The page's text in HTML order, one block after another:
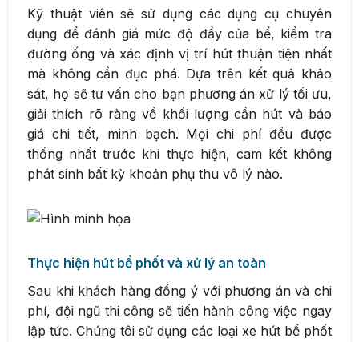
Kỹ thuật viên sẽ sử dụng các dụng cụ chuyên
dụng để đánh giá mức độ đầy của bể, kiểm tra
đường ống và xác định vị trí hút thuận tiện nhất
mà không cần đục phá. Dựa trên kết quả khảo
sát, họ sẽ tư vấn cho bạn phương án xử lý tối ưu,
giải thích rõ ràng về khối lượng cần hút và báo
giá chi tiết, minh bạch. Mọi chi phí đều được
thống nhất trước khi thực hiện, cam kết không
phát sinh bất kỳ khoản phụ thu vô lý nào.
Thực hiện hút bể phốt và xử lý an toàn
Sau khi khách hàng đồng ý với phương án và chi
phí, đội ngũ thi công sẽ tiến hành công việc ngay
lập tức. Chúng tôi sử dụng các loại xe hút bể phốt